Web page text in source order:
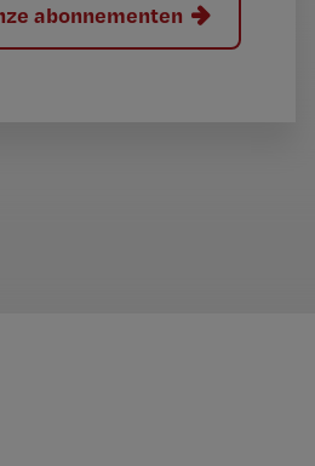
abonnementen